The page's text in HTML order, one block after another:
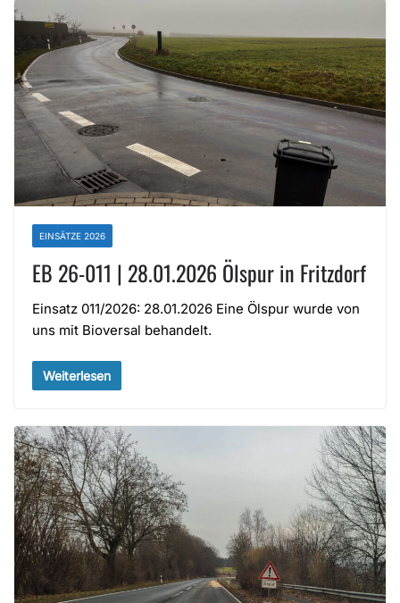
EINSÄTZE 2026
EB 26-011 | 28.01.2026 Ölspur in Fritzdorf
Einsatz 011/2026: 28.01.2026 Eine Ölspur wurde von
uns mit Bioversal behandelt.
Weiterlesen